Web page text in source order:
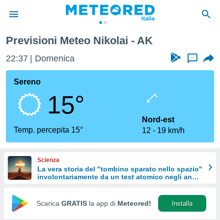
di
per
le
di
Web
Previsioni Meteo Nikolai - AK
22:37 Domenica ...
Sereno
15°
Temp. percepita 15°
Nord-est
12
19 km/h
Scienza
La vera storia del "tombino sparato nello spazio"
involontariamente da un test atomico negli anni
Scarica GRATIS la app di Meteored! Installa